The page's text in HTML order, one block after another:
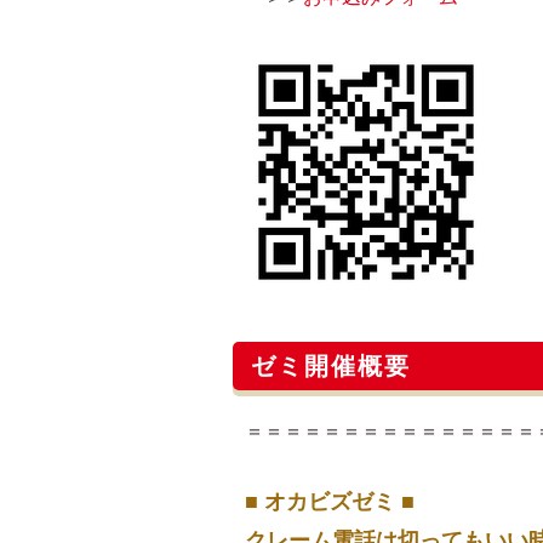
ゼミ開催概要
＝＝＝＝＝＝＝＝＝＝＝＝＝＝
■ オカビズゼミ ■